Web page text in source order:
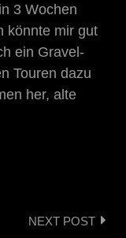
3 Wochen
könnte mir gut
ein Gravel-
Touren dazu
her, alte
NEXT POST